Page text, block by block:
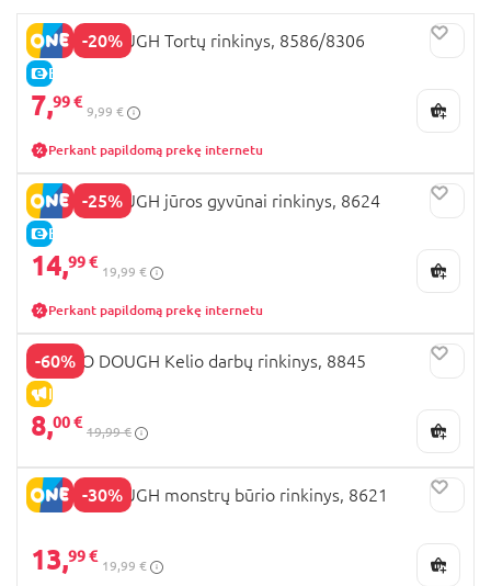
-20%
E-KAINA
PLAYGO DOUGH Tortų rinkinys, 8586/8306
7,99 €
9,99 €
Perkant papildomą prekę internetu
-25%
E-KAINA
PLAYGO DOUGH jūros gyvūnai rinkinys, 8624
14,99 €
19,99 €
Perkant papildomą prekę internetu
-60%
IŠPARDAVIMAS
PLAYGO DOUGH Kelio darbų rinkinys, 8845
8,00 €
19,99 €
-30%
PLAYGO DOUGH monstrų būrio rinkinys, 8621
13,99 €
19,99 €